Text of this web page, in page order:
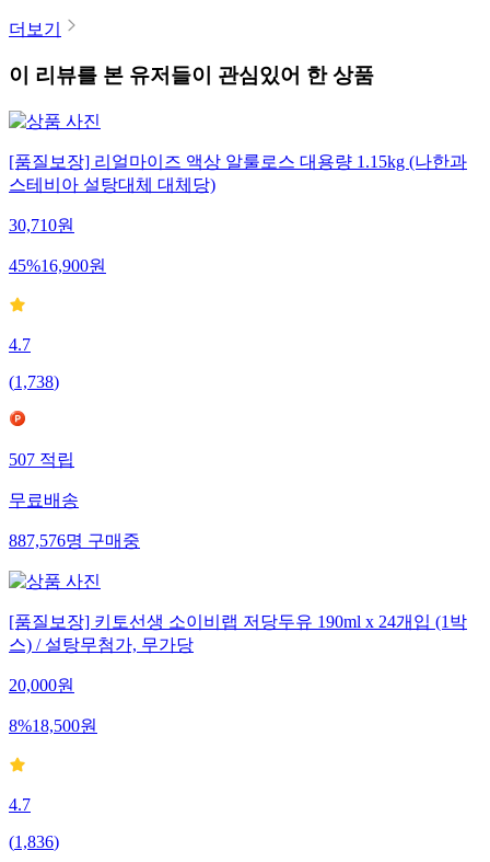
더보기
이 리뷰를 본 유저들이 관심있어 한 상품
[품질보장] 리얼마이즈 액상 알룰로스 대용량 1.15kg (나한과
스테비아 설탕대체 대체당)
30,710원
45%16,900원
4.7
(1,738)
507 적립
무료배송
887,576명 구매중
[품질보장] 키토선생 소이비랩 저당두유 190ml x 24개입 (1박
스) / 설탕무첨가, 무가당
20,000원
8%18,500원
4.7
(1,836)